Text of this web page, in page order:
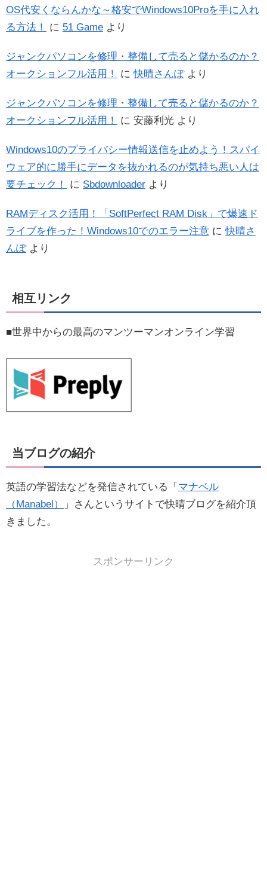
OS代安くならんかな～格安でWindows10Proを手に入れ
る方法！
に 51 Game より
ジャンクパソコンを修理・整備して売ると儲かるのか？
オークションフル活用！
に快晴さんぽより
ジャンクパソコンを修理・整備して売ると儲かるのか？
オークションフル活用！
に 安藤利光 より
Windows10のプライバシー情報送信を止めよう！スパイ
ウェア的に勝手にデータを抜かれるのが気持ち悪い人は
要チェック！
に Sbdownloader より
RAMディスク活用！「SoftPerfect RAM Disk」で爆速ド
ライブを作った！Windows10でのエラー注意 に快晴さ
んぽより
相互リンク
■世界中からの最高のマンツーマンオンライン学習
当ブログの紹介
英語の学習法などを発信されている「 マナベル
（Manabel）
」さんというサイトで快晴ブログを紹介頂
きました。
スポンサーリンク